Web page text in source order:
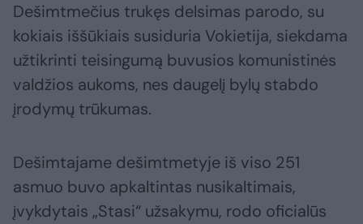
Dešimtmečius trukęs delsimas parodo, su
kokiais iššūkiais susiduria Vokietija, siekdama
užtikrinti teisingumą buvusios komunistinės
valdžios aukoms, nes daugelį bylų stabdo
įrodymų trūkumas.
Dešimtajame dešimtmetyje iš viso 251
asmuo buvo apkaltintas nusikaltimais,
įvykdytais „Stasi“ užsakymu, rodo oficialūs